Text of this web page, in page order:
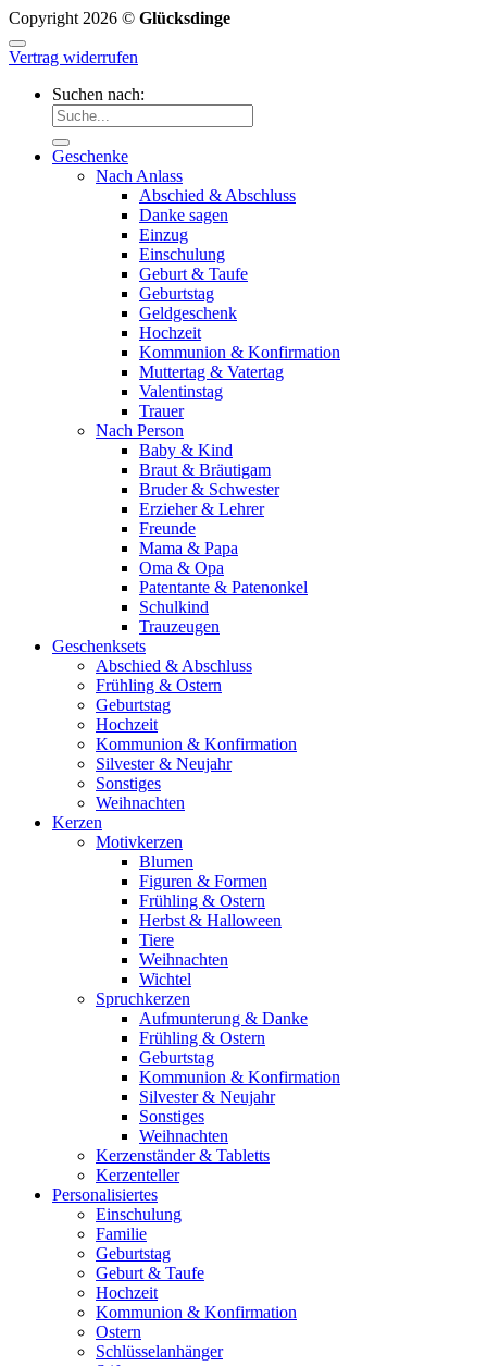
Copyright 2026 © Glücksdinge
Vertrag widerrufen
Suchen nach:
Geschenke
Nach Anlass
Abschied & Abschluss
Danke sagen
Einzug
Einschulung
Geburt & Taufe
Geburtstag
Geldgeschenk
Hochzeit
Kommunion & Konfirmation
Muttertag & Vatertag
Valentinstag
Trauer
Nach Person
Baby & Kind
Braut & Bräutigam
Bruder & Schwester
Erzieher & Lehrer
Freunde
Mama & Papa
Oma & Opa
Patentante & Patenonkel
Schulkind
Trauzeugen
Geschenksets
Abschied & Abschluss
Frühling & Ostern
Geburtstag
Hochzeit
Kommunion & Konfirmation
Silvester & Neujahr
Sonstiges
Weihnachten
Kerzen
Motivkerzen
Blumen
Figuren & Formen
Frühling & Ostern
Herbst & Halloween
Tiere
Weihnachten
Wichtel
Spruchkerzen
Aufmunterung & Danke
Frühling & Ostern
Geburtstag
Kommunion & Konfirmation
Silvester & Neujahr
Sonstiges
Weihnachten
Kerzenständer & Tabletts
Kerzenteller
Personalisiertes
Einschulung
Familie
Geburtstag
Geburt & Taufe
Hochzeit
Kommunion & Konfirmation
Ostern
Schlüsselanhänger